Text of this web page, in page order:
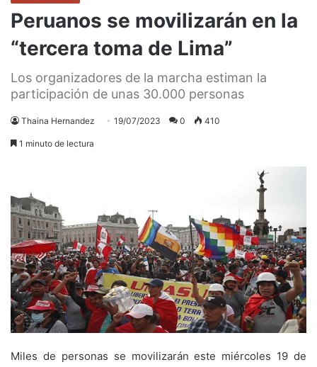
Peruanos se movilizarán en la
“tercera toma de Lima”
Los organizadores de la marcha estiman la
participación de unas 30.000 personas
Thaina Hernandez 19/07/2023 0 410
1 minuto de lectura
Miles de personas se movilizarán este miércoles 19 de